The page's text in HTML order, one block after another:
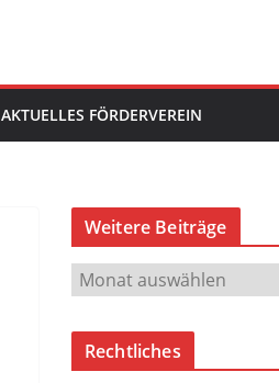
AKTUELLES FÖRDERVEREIN
Weitere Beiträge
W
e
i
Rechtliches